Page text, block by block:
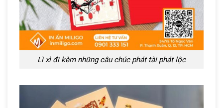
Lì xì đi kèm những câu chúc phát tài phát lộc